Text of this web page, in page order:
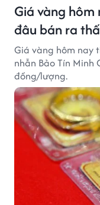
Giá vàng
đâu bán ra
Giá vàng hôm nay
nhẫn Bảo Tín Minh
đồng/lượng.